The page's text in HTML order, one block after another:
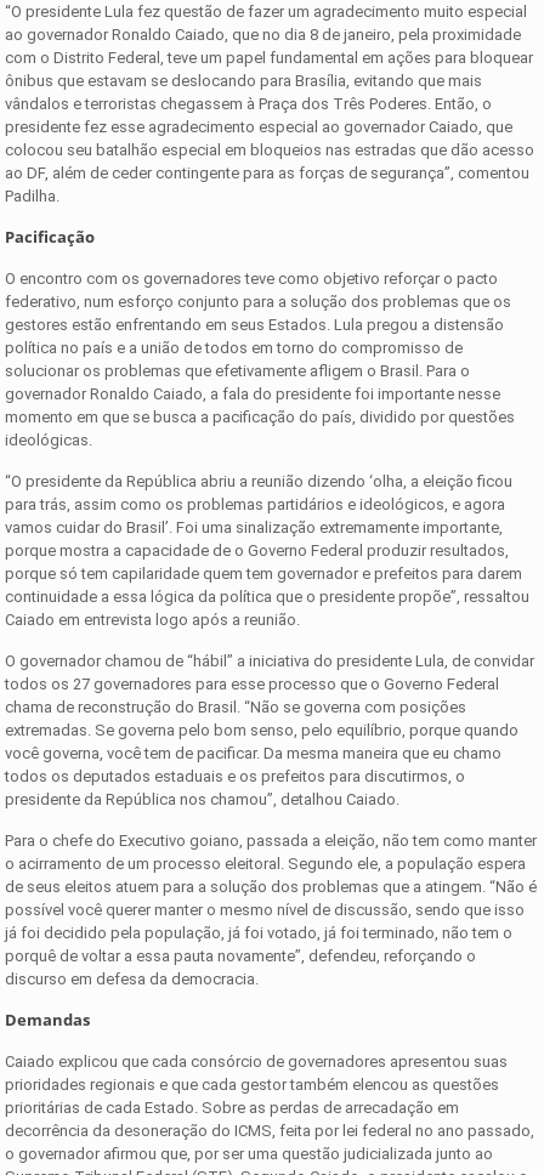
“O presidente Lula fez questão de fazer um agradecimento muito especial
ao governador Ronaldo Caiado, que no dia 8 de janeiro, pela proximidade
com o Distrito Federal, teve um papel fundamental em ações para bloquear
ônibus que estavam se deslocando para Brasília, evitando que mais
vândalos e terroristas chegassem à Praça dos Três Poderes. Então, o
presidente fez esse agradecimento especial ao governador Caiado, que
colocou seu batalhão especial em bloqueios nas estradas que dão acesso
ao DF, além de ceder contingente para as forças de segurança”, comentou
Padilha.
Pacificação
O encontro com os governadores teve como objetivo reforçar o pacto
federativo, num esforço conjunto para a solução dos problemas que os
gestores estão enfrentando em seus Estados. Lula pregou a distensão
política no país e a união de todos em torno do compromisso de
solucionar os problemas que efetivamente afligem o Brasil. Para o
governador Ronaldo Caiado, a fala do presidente foi importante nesse
momento em que se busca a pacificação do país, dividido por questões
ideológicas.
“O presidente da República abriu a reunião dizendo ‘olha, a eleição ficou
para trás, assim como os problemas partidários e ideológicos, e agora
vamos cuidar do Brasil’. Foi uma sinalização extremamente importante,
porque mostra a capacidade de o Governo Federal produzir resultados,
porque só tem capilaridade quem tem governador e prefeitos para darem
continuidade a essa lógica da política que o presidente propõe”, ressaltou
Caiado em entrevista logo após a reunião.
O governador chamou de “hábil” a iniciativa do presidente Lula, de convidar
todos os 27 governadores para esse processo que o Governo Federal
chama de reconstrução do Brasil. “Não se governa com posições
extremadas. Se governa pelo bom senso, pelo equilíbrio, porque quando
você governa, você tem de pacificar. Da mesma maneira que eu chamo
todos os deputados estaduais e os prefeitos para discutirmos, o
presidente da República nos chamou”, detalhou Caiado.
Para o chefe do Executivo goiano, passada a eleição, não tem como manter
o acirramento de um processo eleitoral. Segundo ele, a população espera
de seus eleitos atuem para a solução dos problemas que a atingem. “Não é
possível você querer manter o mesmo nível de discussão, sendo que isso
já foi decidido pela população, já foi votado, já foi terminado, não tem o
porquê de voltar a essa pauta novamente”, defendeu, reforçando o
discurso em defesa da democracia.
Demandas
Caiado explicou que cada consórcio de governadores apresentou suas
prioridades regionais e que cada gestor também elencou as questões
prioritárias de cada Estado. Sobre as perdas de arrecadação em
decorrência da desoneração do ICMS, feita por lei federal no ano passado,
o governador afirmou que, por ser uma questão judicializada junto ao